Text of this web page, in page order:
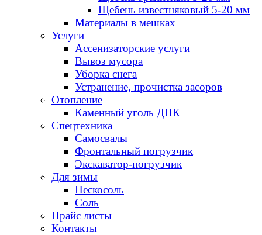
Щебень известняковый 5-20 мм
Материалы в мешках
Услуги
Ассенизаторские услуги
Вывоз мусора
Уборка снега
Устранение, прочистка засоров
Отопление
Каменный уголь ДПК
Спецтехника
Самосвалы
Фронтальный погрузчик
Экскаватор-погрузчик
Для зимы
Пескосоль
Соль
Прайс листы
Контакты